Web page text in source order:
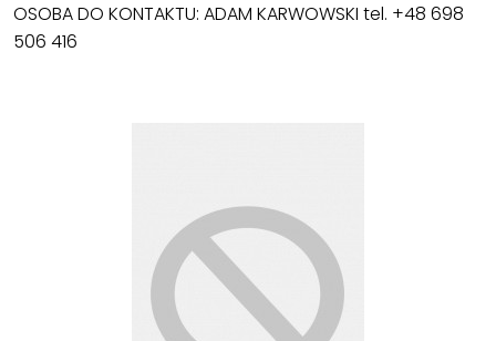
OSOBA DO KONTAKTU: ADAM KARWOWSKI tel. +48 698
506 416